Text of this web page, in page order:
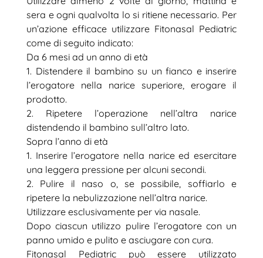
sera e ogni qualvolta lo si ritiene necessario. Per
un’azione efficace utilizzare Fitonasal Pediatric
come di seguito indicato:
Da 6 mesi ad un anno di età
1. Distendere il bambino su un fianco e inserire
l’erogatore nella narice superiore, erogare il
prodotto.
2. Ripetere l’operazione nell’altra narice
distendendo il bambino sull’altro lato.
Sopra l’anno di età
1. Inserire l’erogatore nella narice ed esercitare
una leggera pressione per alcuni secondi.
2. Pulire il naso o, se possibile, soffiarlo e
ripetere la nebulizzazione nell’altra narice.
Utilizzare esclusivamente per via nasale.
Dopo ciascun utilizzo pulire l’erogatore con un
panno umido e pulito e asciugare con cura.
Fitonasal Pediatric può essere utilizzato